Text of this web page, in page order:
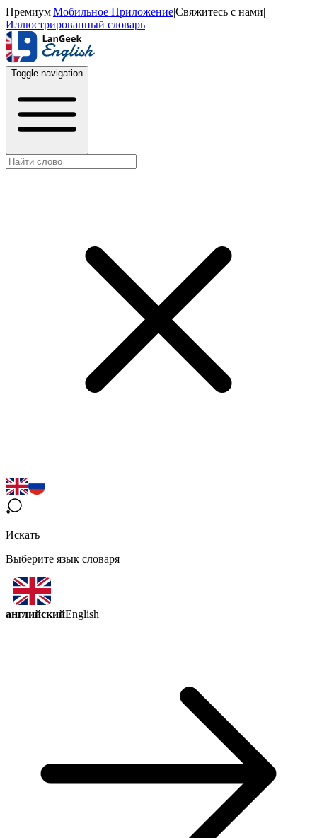
Премиум|Мобильное Приложение|Свяжитесь с нами|
Иллюстрированный словарь
Toggle navigation
Искать
Выберите язык словаря
английскийEnglish